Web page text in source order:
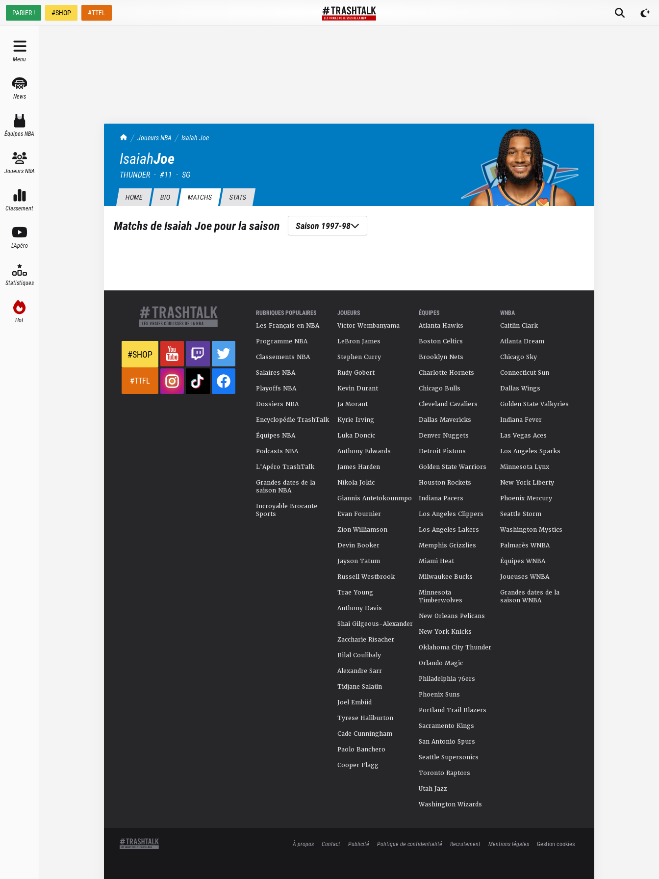
PARIER ! #SHOP #TTFL
Menu
News
Équipes NBA
Joueurs NBA
Classement
L'Apéro
Statistiques
Hot
TrashTalk Actu NBA
Joueurs NBA Isaiah Joe
IsaiahJoe
THUNDER · #11 · SG
HOME BIO MATCHS STATS
Matchs deIsaiah Joepour la saison Saison 1997-98
#SHOP
#TTFL
RUBRIQUES POPULAIRES
Les Français en NBA
Programme NBA
Classements NBA
Salaires NBA
Playoffs NBA
Dossiers NBA
Encyclopédie TrashTalk
Équipes NBA
Podcasts NBA
L'Apéro TrashTalk
Grandes dates de la
saison NBA
Incroyable Brocante
Sports
JOUEURS
Victor Wembanyama
LeBron James
Stephen Curry
Rudy Gobert
Kevin Durant
Ja Morant
Kyrie Irving
Luka Doncic
Anthony Edwards
James Harden
Nikola Jokic
Giannis Antetokounmpo
Evan Fournier
Zion Williamson
Devin Booker
Jayson Tatum
Russell Westbrook
Trae Young
Anthony Davis
Shai Gilgeous-Alexander
Zaccharie Risacher
Bilal Coulibaly
Alexandre Sarr
Tidjane Salaün
Joel Embiid
Tyrese Haliburton
Cade Cunningham
Paolo Banchero
Cooper Flagg
ÉQUIPES
Atlanta Hawks
Boston Celtics
Brooklyn Nets
Charlotte Hornets
Chicago Bulls
Cleveland Cavaliers
Dallas Mavericks
Denver Nuggets
Detroit Pistons
Golden State Warriors
Houston Rockets
Indiana Pacers
Los Angeles Clippers
Los Angeles Lakers
Memphis Grizzlies
Miami Heat
Milwaukee Bucks
Minnesota
Timberwolves
New Orleans Pelicans
New York Knicks
Oklahoma City Thunder
Orlando Magic
Philadelphia 76ers
Phoenix Suns
Portland Trail Blazers
Sacramento Kings
San Antonio Spurs
Seattle Supersonics
Toronto Raptors
Utah Jazz
Washington Wizards
WNBA
Caitlin Clark
Atlanta Dream
Chicago Sky
Connecticut Sun
Dallas Wings
Golden State Valkyries
Indiana Fever
Las Vegas Aces
Los Angeles Sparks
Minnesota Lynx
New York Liberty
Phoenix Mercury
Seattle Storm
Washington Mystics
Palmarès WNBA
Équipes WNBA
Joueuses WNBA
Grandes dates de la
saison WNBA
À propos Contact Publicité Politique de confidentialité Recrutement Mentions légales Gestion cookies